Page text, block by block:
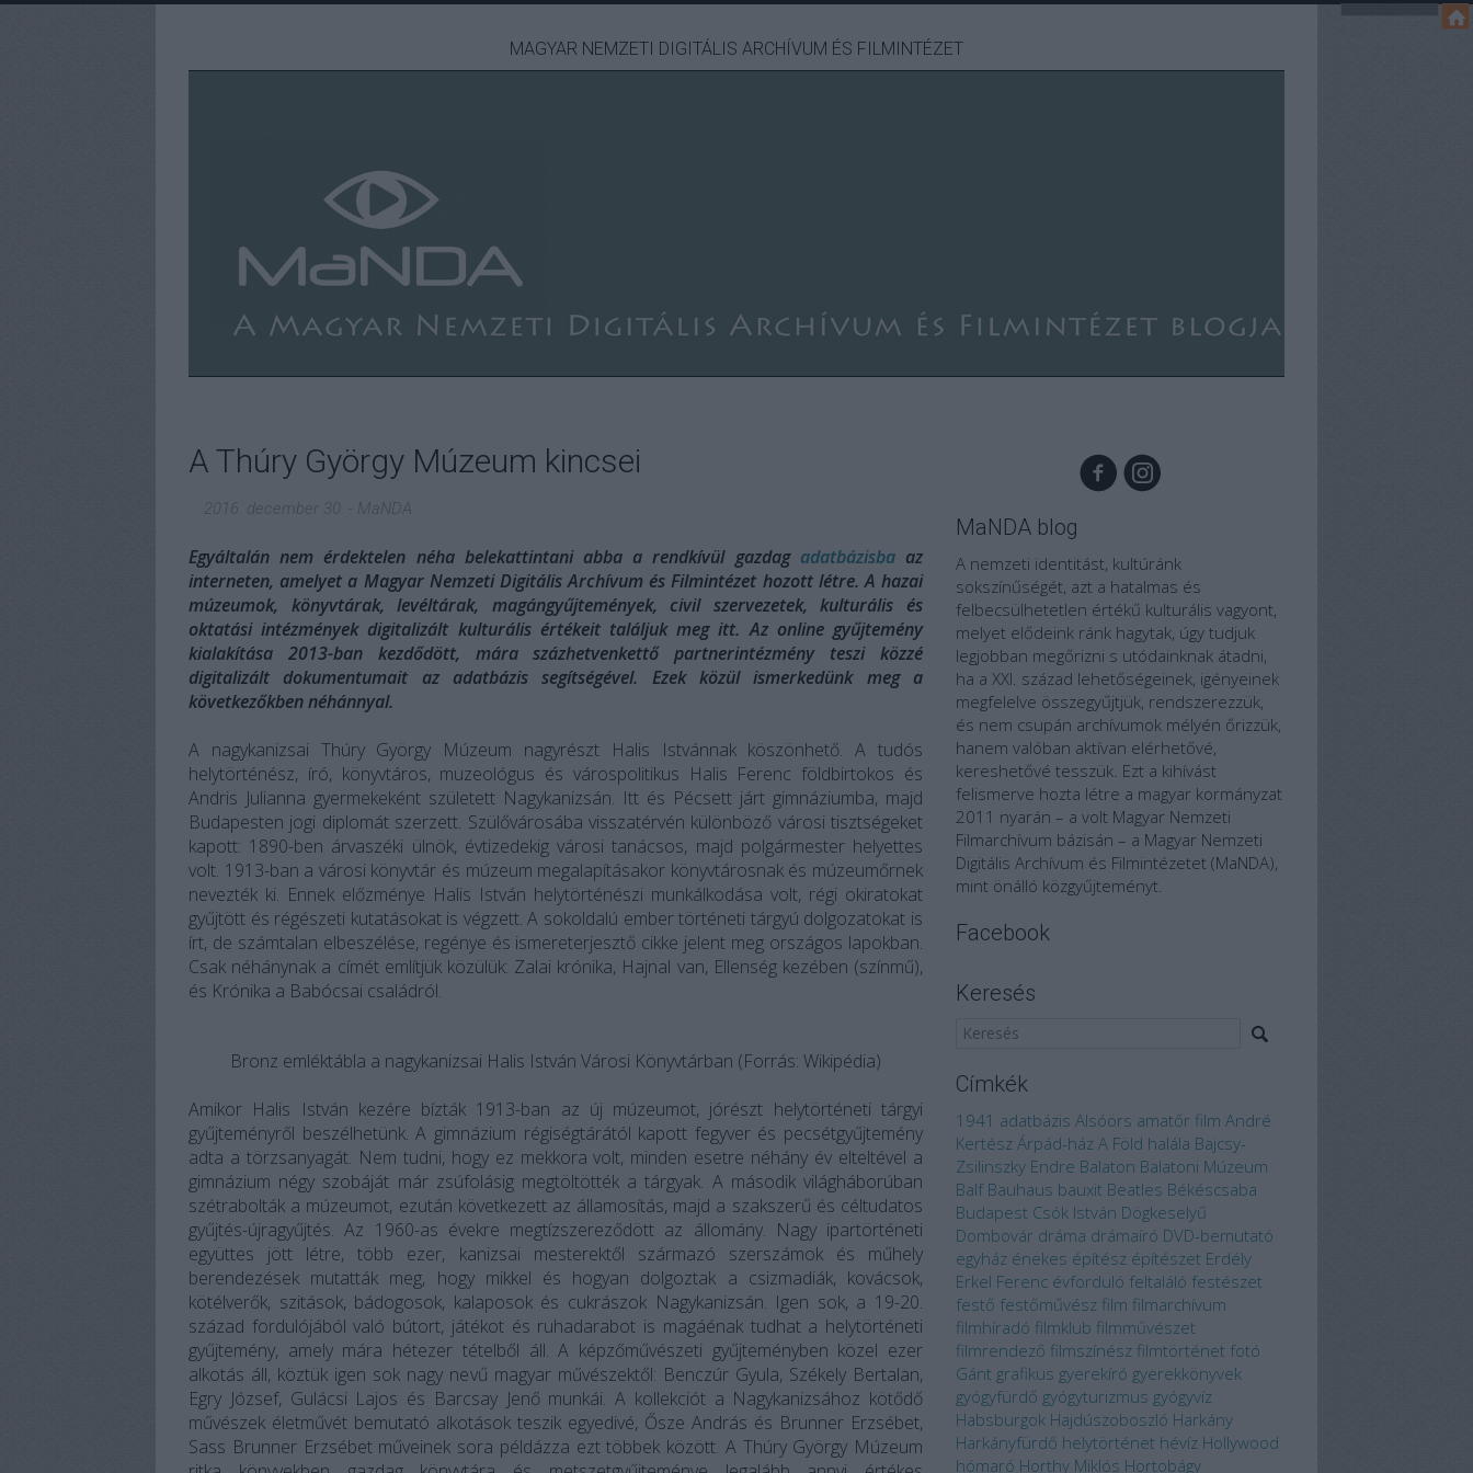
MAGYAR NEMZETI DIGITÁLIS ARCHÍVUM ÉS FILMINTÉZET
A Thúry György Múzeum kincsei
2016. december 30. MaNDA
Egyáltalán nem érdektelen néha belekattintani abba a rendkívül gazdag adatbázisbaaz
interneten, amelyet a Magyar Nemzeti Digitális Archívum és Filmintézet hozott létre. A hazai
múzeumok, könyvtárak, levéltárak, magángyűjtemények, civil szervezetek, kulturális és
oktatási intézmények digitalizált kulturális értékeit találjuk meg itt. Az online gyűjtemény
kialakítása 2013-ban kezdődött, mára százhetvenkettő partnerintézmény teszi közzé
digitalizált dokumentumait az adatbázis segítségével. Ezek közül ismerkedünk meg a
következőkben néhánnyal.
A nagykanizsai Thúry György Múzeum nagyrészt Halis Istvánnak köszönhető. A tudós
helytörténész, író, könyvtáros, muzeológus és várospolitikus Halis Ferenc földbirtokos és
Andris Julianna gyermekeként született Nagykanizsán. Itt és Pécsett járt gimnáziumba, majd
Budapesten jogi diplomát szerzett. Szülővárosába visszatérvén különböző városi tisztségeket
kapott: 1890-ben árvaszéki ülnök, évtizedekig városi tanácsos, majd polgármester helyettes
volt. 1913-ban a városi könyvtár és múzeum megalapításakor könyvtárosnak és múzeumőrnek
nevezték ki. Ennek előzménye Halis István helytörténészi munkálkodása volt, régi okiratokat
gyűjtött és régészeti kutatásokat is végzett. A sokoldalú ember történeti tárgyú dolgozatokat is
írt, de számtalan elbeszélése, regénye és ismereterjesztő cikke jelent meg országos lapokban.
Csak néhánynak a címét említjük közülük: Zalai krónika, Hajnal van, Ellenség kezében (színmű),
és Krónika a Babócsai családról.
Bronz emléktábla a nagykanizsai Halis István Városi Könyvtárban (Forrás: Wikipédia)
Amikor Halis István kezére bízták 1913-ban az új múzeumot, jórészt helytörténeti tárgyi
gyűjteményről beszélhetünk. A gimnázium régiségtárától kapott fegyver és pecsétgyűjtemény
adta a törzsanyagát. Nem tudni, hogy ez mekkora volt, minden esetre néhány év elteltével a
gimnázium négy szobáját már zsúfolásig megtöltötték a tárgyak. A második világháborúban
szétrabolták a múzeumot, ezután következett az államosítás, majd a szakszerű és céltudatos
gyűjtés-újragyűjtés. Az 1960-as évekre megtízszereződött az állomány. Nagy ipartörténeti
együttes jött létre, több ezer, kanizsai mesterektől származó szerszámok és műhely
berendezések mutatták meg, hogy mikkel és hogyan dolgoztak a csizmadiák, kovácsok,
kötélverők, szitások, bádogosok, kalaposok és cukrászok Nagykanizsán. Igen sok, a 19-20.
század fordulójából való bútort, játékot és ruhadarabot is magáénak tudhat a helytörténeti
gyűjtemény, amely mára hétezer tételből áll. A képzőművészeti gyűjteményben közel ezer
alkotás áll, köztük igen sok nagy nevű magyar művészektől: Benczúr Gyula, Székely Bertalan,
Egry József, Gulácsi Lajos és Barcsay Jenő munkái. A kollekciót a Nagykanizsához kötődő
művészek életművét bemutató alkotások teszik egyedivé, Ősze András és Brunner Erzsébet,
Sass Brunner Erzsébet műveinek sora példázza ezt többek között. A Thúry György Múzeum
MaNDA blog
A nemzeti identitást, kultúránk
sokszínűségét, azt a hatalmas és
felbecsülhetetlen értékű kulturális vagyont,
melyet elődeink ránk hagytak, úgy tudjuk
legjobban megőrizni s utódainknak átadni,
ha a XXI. század lehetőségeinek, igényeinek
megfelelve összegyűjtjük, rendszerezzük,
és nem csupán archívumok mélyén őrizzük,
hanem valóban aktívan elérhetővé,
kereshetővé tesszük. Ezt a kihívást
felismerve hozta létre a magyar kormányzat
2011 nyarán – a volt Magyar Nemzeti
Filmarchívum bázisán – a Magyar Nemzeti
Digitális Archívum és Filmintézetet (MaNDA),
mint önálló közgyűjteményt.
Facebook
Keresés
Címkék
1941 adatbázis Alsóörs amatőr film André
Kertész Árpád-ház A Föld halála Bajcsy-
Zsilinszky Endre Balaton Balatoni Múzeum
Balf Bauhaus bauxit Beatles Békéscsaba
Budapest Csók István Dögkeselyű
Dombovár dráma drámaíró DVD-bemutató
egyház énekes építész építészet Erdély
Erkel Ferenc évforduló feltaláló festészet
festő festőművész film filmarchívum
filmhíradó filmklub filmművészet
filmrendező filmszínész filmtörténet fotó
Gánt grafikus gyerekíró gyerekkönyvek
gyógyfürdő gyógyturizmus gyógyvíz
Habsburgok Hajdúszoboszló Harkány
Harkányfürdő helytörténet hévíz Hollywood
hómaró Horthy Miklós Hortobágy